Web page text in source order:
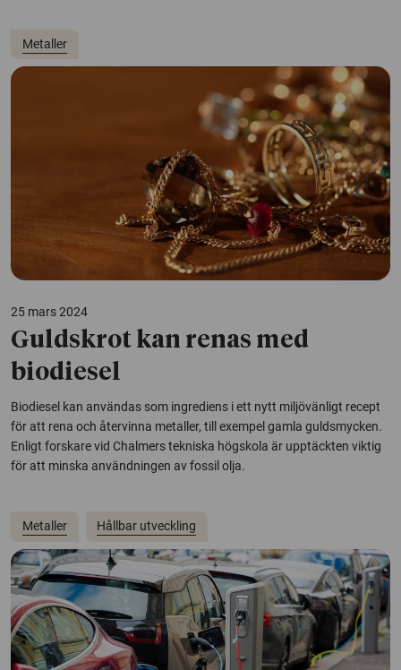
Metaller
25 mars 2024
Guldskrot kan renas med
biodiesel
Biodiesel kan användas som ingrediens i ett nytt miljövänligt recept
för att rena och återvinna metaller, till exempel gamla guldsmycken.
Enligt forskare vid Chalmers tekniska högskola är upptäckten viktig
för att minska användningen av fossil olja.
Metaller Hållbar utveckling